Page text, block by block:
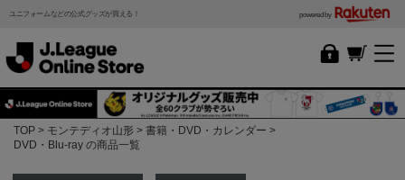
ユニフォームなどの公式グッズが買える！ powered by
TOP モンテディオ山形
書籍・DVD・カレンダー
DVD・Blu-ray の商品一覧